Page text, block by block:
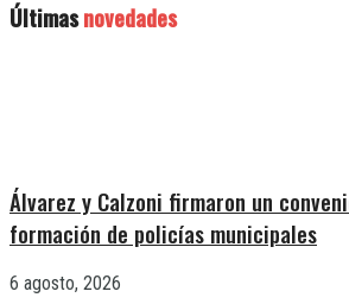
Últimasnovedades
Álvarez y Calzoni firmaron un
formación de policías municipales
6 agosto, 2026